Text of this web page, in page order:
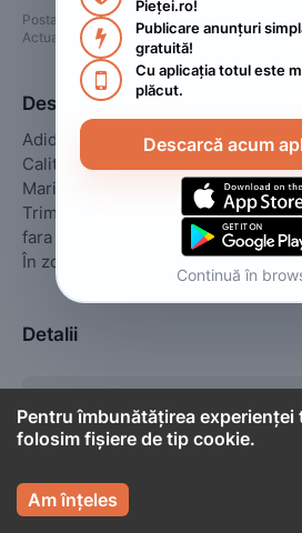
Postat
2023. februarie 12.
Actualizat
2023. februarie 17.
Descriere
Adidasi dama
Calitate 1:1
Marimi 36,37,38,39,40
Trimit prin fan curier colet cu
fara km suplimentari.
În zonele cu km suplimentari, doar
Detalii
Tip
Pieței.ro!

Publicare anunțuri
gratuită!

Cu aplicația totul este
plăcut.
Descarcă acum
Continuă în
Pentru îmbunătățirea
folosim fișiere de tip cookie.
Am înțeles